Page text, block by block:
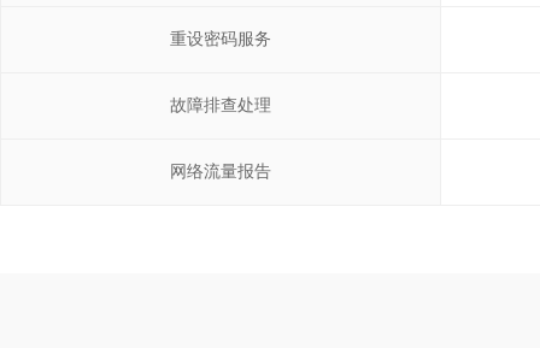
重设密码服务
故障排查处理
网络流量报告